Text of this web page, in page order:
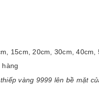
15cm, 20cm, 30cm, 40cm,
vàng 9999 lên bề mặt